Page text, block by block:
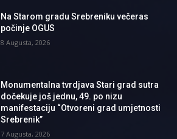
Na Starom gradu Srebreniku večeras
počinje OGUS
8 Augusta, 2026
Monumentalna tvrdjava Stari grad sutra
dočekuje još jednu, 49. po nizu
manifestaciju “Otvoreni grad umjetnosti
Srebrenik”
7 Augusta, 2026